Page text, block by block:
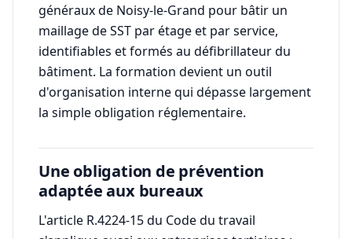
généraux de Noisy-le-Grand pour bâtir un
maillage de SST par étage et par service,
identifiables et formés au défibrillateur du
bâtiment. La formation devient un outil
d'organisation interne qui dépasse largement
la simple obligation réglementaire.
Une obligation de prévention
adaptée aux bureaux
L'article R.4224-15 du Code du travail